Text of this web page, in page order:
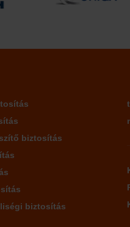
biztosítás
biztosítás